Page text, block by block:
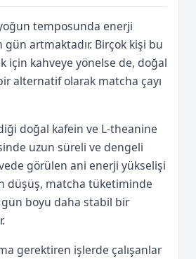
temposunda enerji
gün artmaktadır. Birçok kişi bu
için kahveye yönelse de, doğal
alternatif olarak matcha çayı
doğal kafein ve L-theanine
uzun süreli ve dengeli
görülen ani enerji yükselişi
düşüş, matcha tüketiminde
boyu daha stabil bir
gerektiren işlerde çalışanlar